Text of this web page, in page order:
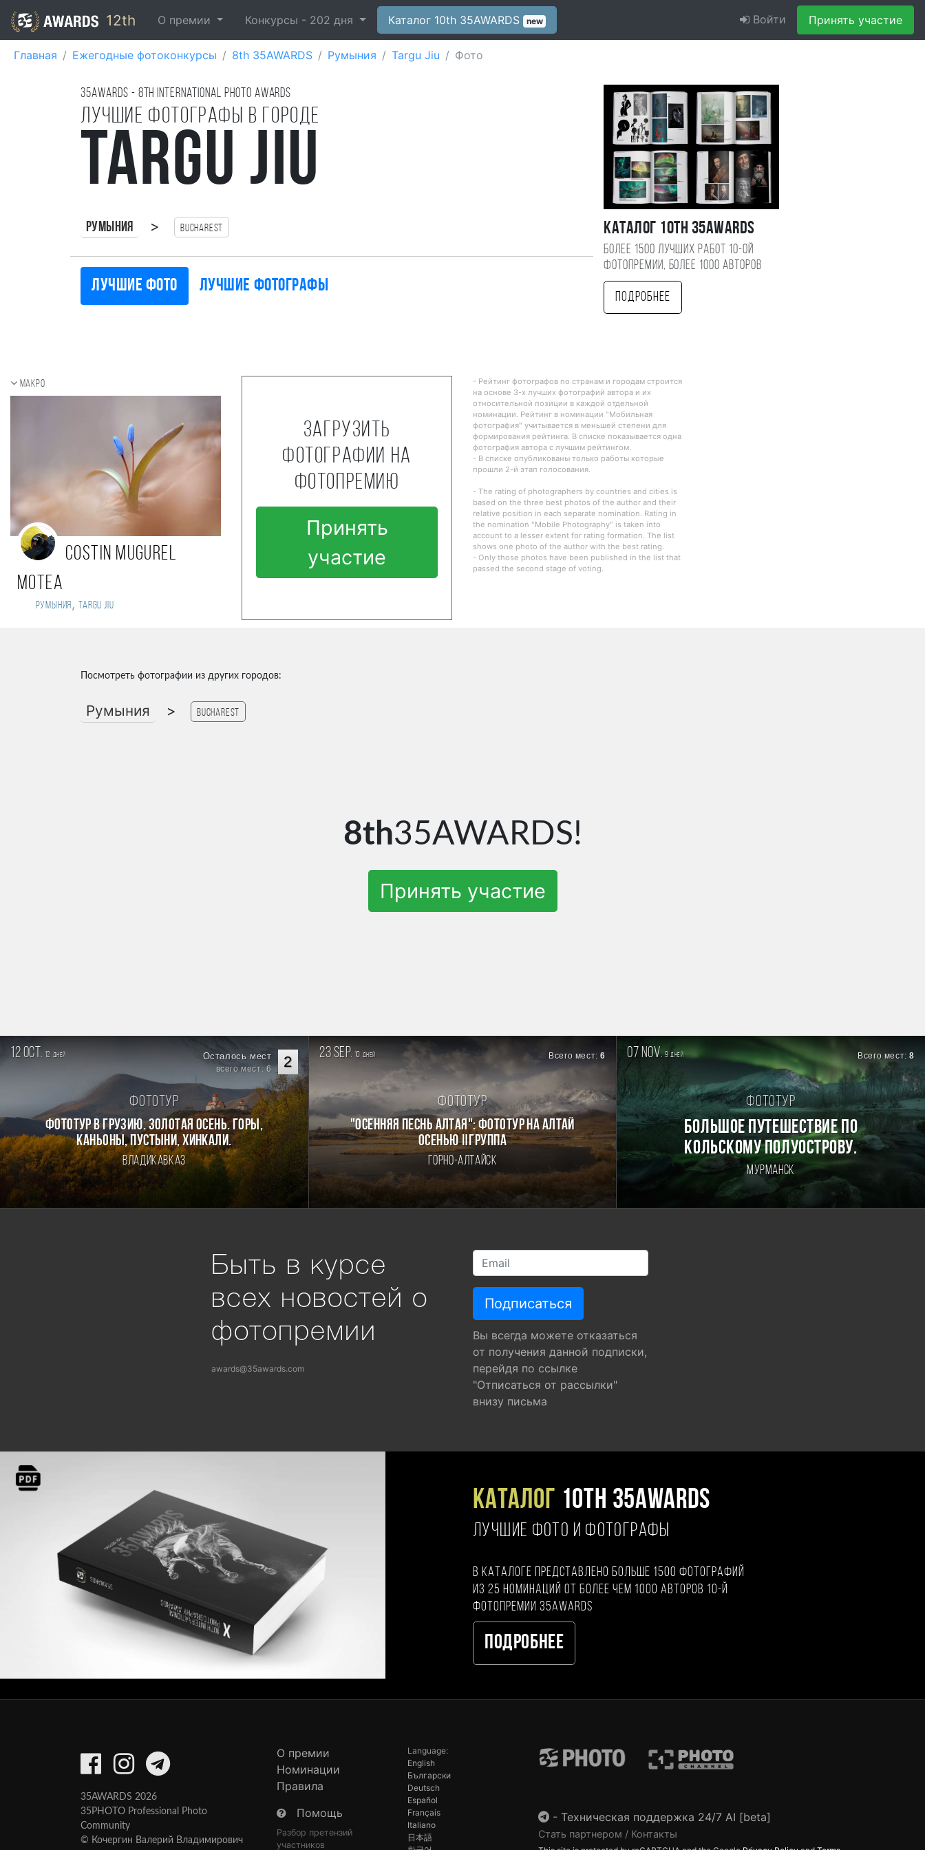
12th О премии Конкурсы - 202 дня Каталог 10th 35AWARDS new Войти Принять участие
Главная Ежегодные фотоконкурсы 8th 35AWARDS Румыния Targu Jiu Фото
35AWARDS - 8TH international photo awards
Лучшие фотографы в городе
Targu Jiu
Румыния > Bucharest
Лучшие фото Лучшие фотографы
Каталог 10TH 35AWARDS
Более 1500 лучших работ 10-ой
фотопремии, более 1000 авторов
Подробнее
Макро
Costin Mugurel
Motea
Румыния , Targu Jiu
Загрузить
фотографии на
фотопремию
Принять
участие
- Рейтинг фотографов по странам и городам строится
на основе 3-х лучших фотографий автора и их
относительной позиции в каждой отдельной
номинации. Рейтинг в номинации "Мобильная
фотография" учитывается в меньшей степени для
формирования рейтинга. В списке показывается одна
фотография автора с лучшим рейтингом.
- В списке опубликованы только работы которые
прошли 2-й этап голосования.
- The rating of photographers by countries and cities is
based on the three best photos of the author and their
relative position in each separate nomination. Rating in
the nomination "Mobile Photography" is taken into
account to a lesser extent for rating formation. The list
shows one photo of the author with the best rating.
- Only those photos have been published in the list that
passed the second stage of voting.
Посмотреть фотографии из других городов:
Румыния > Bucharest
8th35AWARDS!
Принять участие
12 oct. 12 дней 2
Осталось мест
всего мест: 6
Фототур
Фототур в Грузию. Золотая осень. Горы,
каньоны, пустыни, хинкали.
Владикавказ
23 sep. 10 дней Всего мест:6
Фототур
"ОСЕННЯЯ ПЕСНЬ АЛТАЯ": ФОТОТУР НА АЛТАЙ
ОСЕНЬЮ Ⅱгруппа
Горно-Алтайск
07 nov.9дней Всего мест:8
Фототур
БОЛЬШОЕ ПУТЕШЕСТВИЕ ПО
КОЛЬСКОМУ ПОЛУОСТРОВУ.
Мурманск
Быть в курсе
всех новостей о
фотопремии
awards@35awards.com
Вы всегда можете отказаться
от получения данной подписки,
перейдя по ссылке
"Отписаться от рассылки"
внизу письма
Каталог 10TH 35AWARDS
ЛУЧШИЕ ФОТО И ФОТОГРАФЫ
В каталоге представлено больше 1500 фотографий
из 25 номинаций от более чем 1000 авторов 10-й
фотопремии 35AWARDS
Подробнее
35AWARDS 2026
35PHOTO Professional Photo
Community
© Кочергин Валерий Владимирович
О премии
Номинации
Правила
Помощь
Разбор претензий
участников
Language:
English
Български
Deutsch
Español
Français
Italiano
日本語
- Техническая поддержка 24/7 AI [beta]
Стать партнером / Контакты